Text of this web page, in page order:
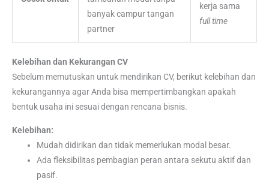
banyak campur tangan
partner
kerja sama
full time
Kelebihan dan Kekurangan CV
Sebelum memutuskan untuk mendirikan CV, berikut kelebihan dan
kekurangannya agar Anda bisa mempertimbangkan apakah
bentuk usaha ini sesuai dengan rencana bisnis.
Kelebihan:
Mudah didirikan dan tidak memerlukan modal besar.
Ada fleksibilitas pembagian peran antara sekutu aktif dan
pasif.